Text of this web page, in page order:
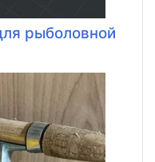
рыболовной